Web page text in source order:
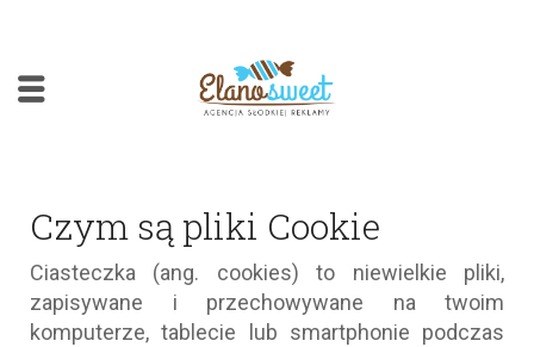
Czym są pliki Cookie
Ciasteczka (ang. cookies) to niewielkie pliki,
zapisywane i przechowywane na twoim
komputerze, tablecie lub smartphonie podczas